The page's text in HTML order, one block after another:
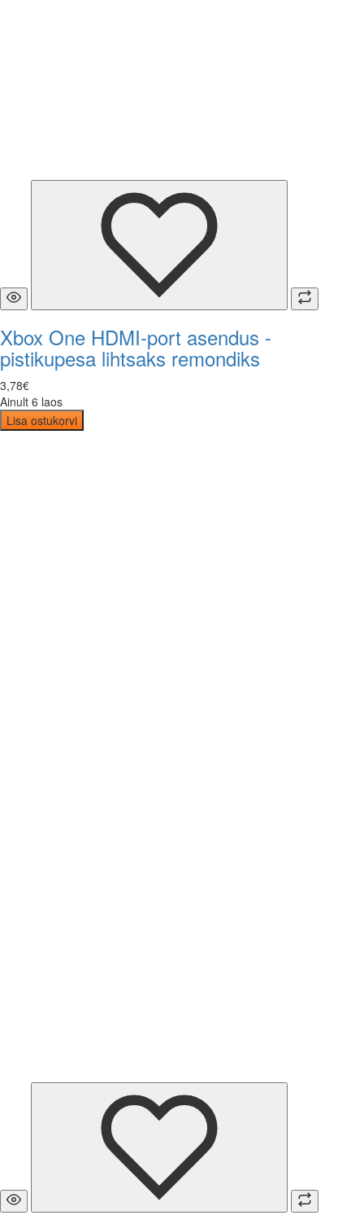
Xbox One HDMI-port asendus -
pistikupesa lihtsaks remondiks
3,78€
Ainult 6 laos
Lisa ostukorvi